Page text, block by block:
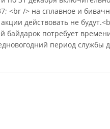
<br /> на сплавное и
действовать не
байдарок потребует
период службы